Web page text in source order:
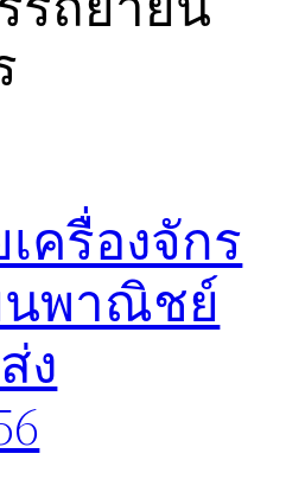
ครื่องจักร
นพาณิชย์
ง